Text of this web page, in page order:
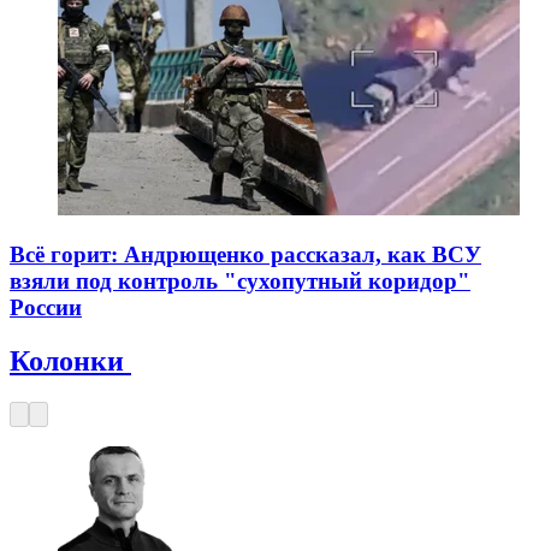
Всё горит: Андрющенко рассказал, как ВСУ
взяли под контроль "сухопутный коридор"
России
Колонки